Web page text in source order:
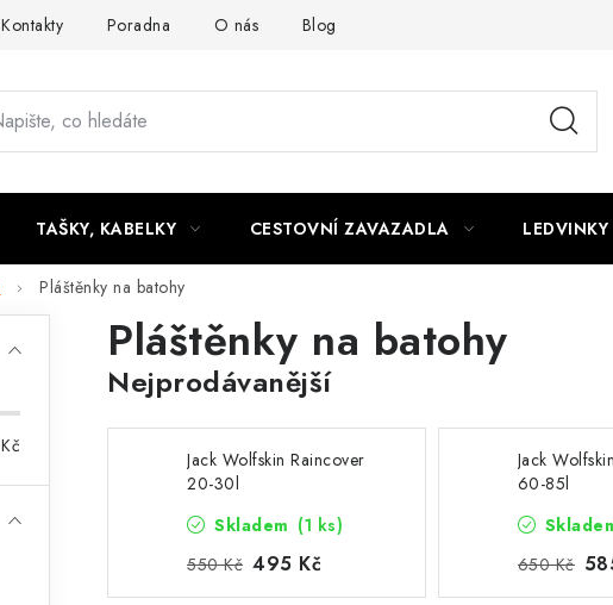
Kontakty Poradna O nás Blog
TAŠKY, KABELKY CESTOVNÍ ZAVAZADLA LEDVINKY
Pláštěnky na batohy
Kč
Pláštěnky na batohy
Nejprodávanější
Jack Wolfskin Raincover
20-30l
Skladem (1 ks)
550 Kč 495 Kč
Jack
60-85l
650 Kč